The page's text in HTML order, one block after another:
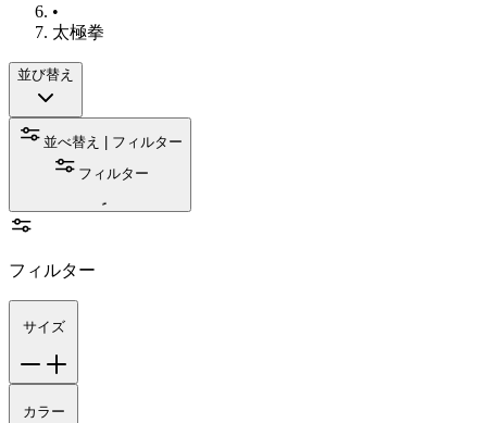
•
太極拳
並び替え
並べ替え | フィルター
フィルター
フィルター
サイズ
カラー